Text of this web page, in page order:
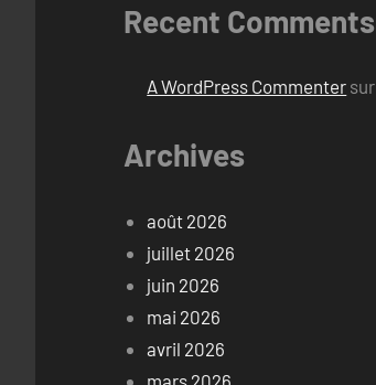
Recent Comments
A WordPress Commenter sur
Archives
août 2026
juillet 2026
juin 2026
mai 2026
avril 2026
mars 2026